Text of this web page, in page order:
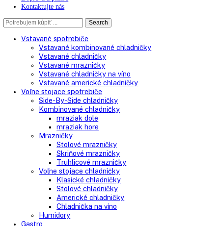
0Items
O spoločnosti
Kontaktujte nás
Search
Vstavané spotrebiče
Vstavané kombinované chladničky
Vstavané chladničky
Vstavané mrazničky
Vstavané chladničky na víno
Vstavané americké chladničky
Voľne stojace spotrebiče
Side-By-Side chladničky
Kombinované chladničky
mraziak dole
mraziak hore
Mrazničky
Stolové mrazničky
Skriňové mrazničky
Truhlicové mrazničky